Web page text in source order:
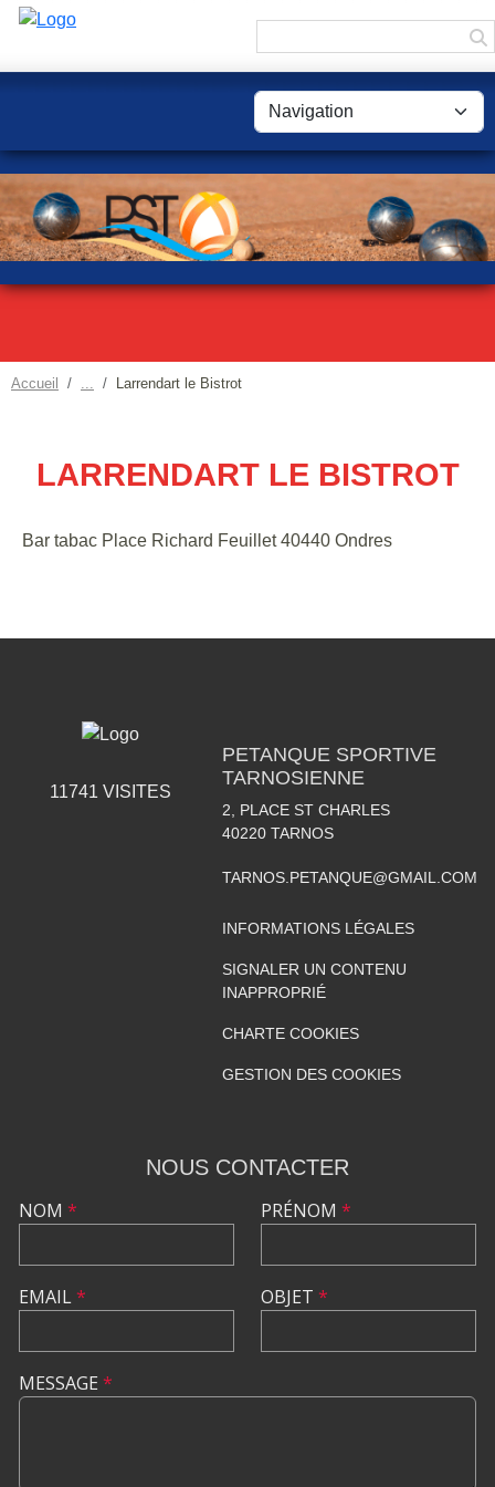
Accueil Larrendart le Bistrot
LARRENDART LE BISTROT
Bar tabac Place Richard Feuillet 40440 Ondres
11741 VISITES
PETANQUE SPORTIVE
TARNOSIENNE
2, PLACE ST CHARLES
40220 TARNOS
TARNOS.PETANQUE@GMAIL.COM
INFORMATIONS LÉGALES
SIGNALER UN CONTENU
INAPPROPRIÉ
CHARTE COOKIES
GESTION DES COOKIES
NOUS CONTACTER
NOM *
EMAIL*
PRÉNOM *
OBJET *
MESSAGE *
Panneau de gestion des cookies